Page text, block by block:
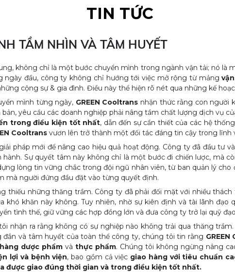
TIN TỨC
TẦM NHÌN VÀ TÂM HUYẾT
không chỉ là một bước chuyển mình trong ngành vận tải; nó
ngày đầu, công ty không chỉ hướng tới việc mở rộng từ mảng
cộng sự & gia đình. Điều này thể hiện rõ nét qua những kế
mình từng ngày, GREEN Cooltrans nhận thức rằng con người
yêu cầu các doanh nghiệp phải nâng tầm chất lượng dịch vụ
trong điều kiện tốt nhất, dẫn đến sự cần thiết của các hệ thống
Cooltrans vươn lên trở thành một đối tác đáng tin cậy trong lĩnh
pháp mới để nâng cao hiệu quả hoạt động. Công ty đã đầu tư
Sự quyết tâm này không chỉ là một bước đi chiến lược, mà
lòng tin vững chắc trong đội ngũ nhân viên, từ ban quản lý cho
mà người đứng đầu đặt vào từng quyết định.
thiếu những thăng trầm. Công ty đã phải đối mặt với nhiều thách
khăn này không. Tuy nhiên, nhờ sự kiên định và tài lãnh
tình thế, giữ vững các hợp đồng lớn và đưa công ty trở lại quỹ
nhận ra rằng không có sự nghiệp nào không trải qua thăng
và tâm huyết của toàn thể công ty, chúng tôi tin rằng
dược phẩm và thực phẩm. Chúng tôi không ngừng nâng
lợi và bệnh viện, bao gồm cả việc giao hàng với tiêu chuẩn
được giao đúng thời gian và trong điều kiện tốt nhất.